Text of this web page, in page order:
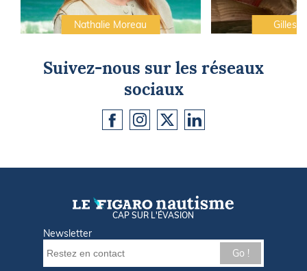
Nathalie Moreau Gilles
Suivez-nous sur les réseaux
sociaux
CAP SUR L'ÉVASION
Newsletter
Go !